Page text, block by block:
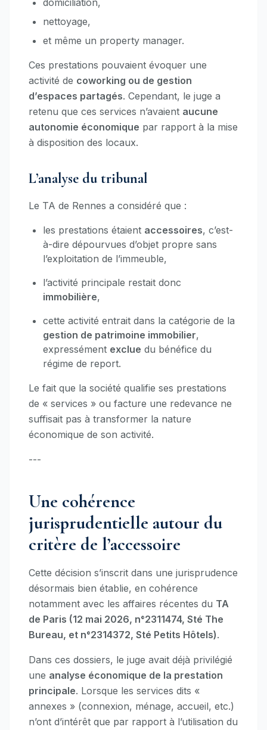
domiciliation,
nettoyage,
et même un property manager.
Ces prestations pouvaient évoquer une
activité de coworking ou de gestion
d’espaces partagés. Cependant, le juge a
retenu que ces services n’avaient aucune
autonomie économique par rapport à la mise
à disposition des locaux.
L’analyse du tribunal
Le TA de Rennes a considéré que :
les prestations étaient accessoires, c’est-
à-dire dépourvues d’objet propre sans
l’exploitation de l’immeuble,
l’activité principale restait donc
immobilière,
cette activité entrait dans la catégorie de la
gestion de patrimoine immobilier,
expressément exclue du bénéfice du
régime de report.
Le fait que la société qualifie ses prestations
de « services » ou facture une redevance ne
suffisait pas à transformer la nature
économique de son activité.
---
Une cohérence
jurisprudentielle autour du
critère de l’accessoire
Cette décision s’inscrit dans une jurisprudence
désormais bien établie, en cohérence
notamment avec les affaires récentes du TA
de Paris (12 mai 2026, n°2311474, Sté The
Bureau, et n°2314372, Sté Petits Hôtels).
Dans ces dossiers, le juge avait déjà privilégié
une analyse économique de la prestation
principale. Lorsque les services dits «
annexes » (connexion, ménage, accueil, etc.)
n’ont d’intérêt que par rapport à l’utilisation du